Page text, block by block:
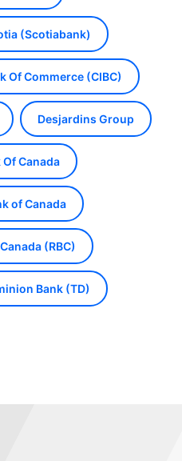
(Scotiabank)
Of Commerce (CIBC)
Desjardins Group
Of Canada
of Canada
(RBC)
Bank (TD)